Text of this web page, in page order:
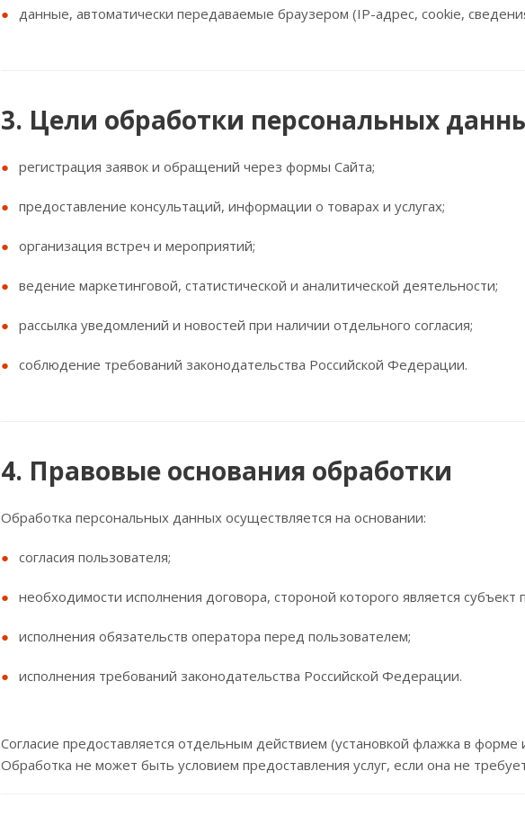
данные, автоматически передаваемые браузером (IP-адрес, cookie,
3. Цели обработки персональных
регистрация заявок и обращений через формы Сайта;
предоставление консультаций, информации о товарах и услугах;
организация встреч и мероприятий;
ведение маркетинговой, статистической и аналитической деятельности;
рассылка уведомлений и новостей при наличии отдельного согласия;
соблюдение требований законодательства Российской Федерации.
4. Правовые основания обработки
Обработка персональных данных осуществляется на основании:
согласия пользователя;
необходимости исполнения договора, стороной которого является
исполнения обязательств оператора перед пользователем;
исполнения требований законодательства Российской Федерации.
Согласие предоставляется отдельным действием (установкой флажка в форме
Обработка не может быть условием предоставления услуг, если она не